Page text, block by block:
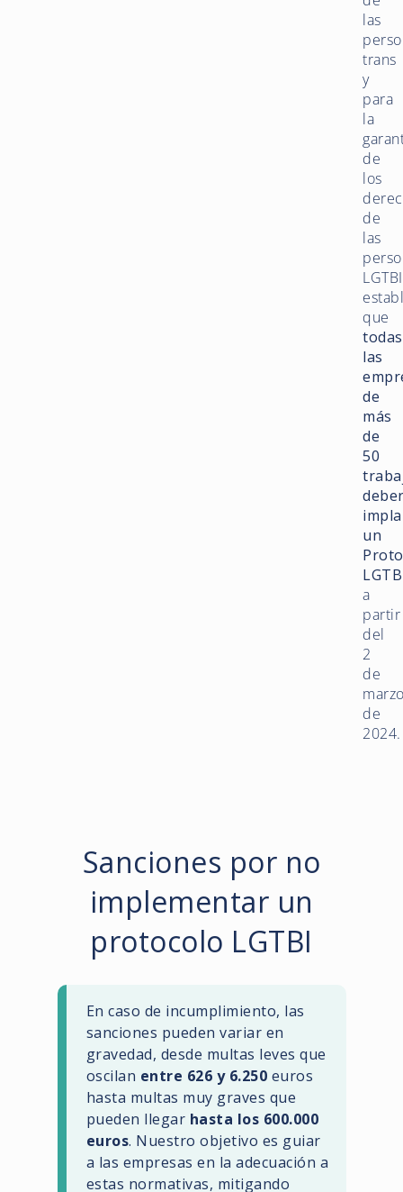
las
trans
y
para
la
de
los
de
las
LGTBI
que
todas
las
de
más
de
50
un
a
partir
del
2
de
de
Sanciones por no
implementar un
protocolo LGTBI
En caso de incumplimiento, las
sanciones pueden variar en
gravedad, desde multas leves que
oscilan entre 626 y 6.250 euros
hasta multas muy graves que
pueden llegar hasta los 600.000
euros. Nuestro objetivo es guiar
a las empresas en la adecuación a
estas normativas, mitigando